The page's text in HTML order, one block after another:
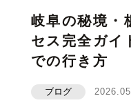
岐阜の秘境・
セス完全ガイ
での行き方
ブログ